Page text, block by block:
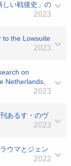
い戦後史」の
2023
to the Lowsuite
2023
on
Netherlands,
2023
あるす・のヴ
2023
ウマとジェン
2022